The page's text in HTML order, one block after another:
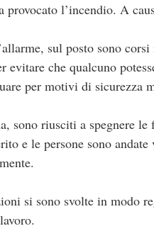
provocato l’incendio. A
sul posto sono
evitare che qualcuno
per motivi di sicurezza
sono riusciti a spegnere
e le persone sono
si sono svolte in modo